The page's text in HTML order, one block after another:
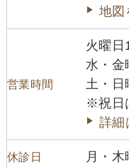
地図
営業時間
火曜
水・金
土・
※祝日
詳細
休診日 月・木